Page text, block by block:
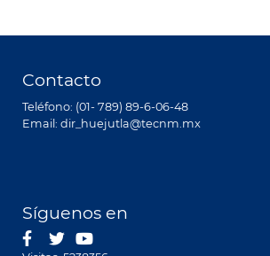
Contacto
Teléfono: (01- 789) 89-6-06-48
Email: dir_huejutla@tecnm.mx
Síguenos en